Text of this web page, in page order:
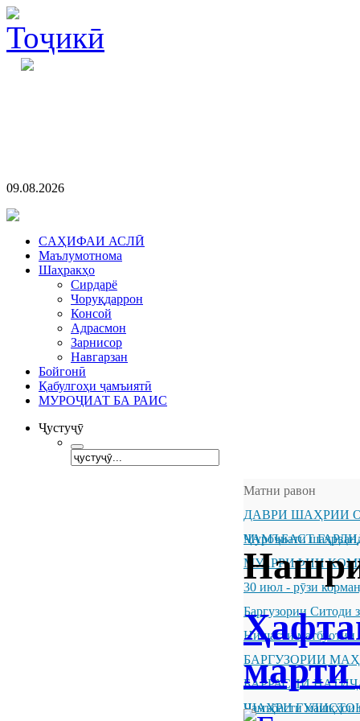
09.08.2026
CАҲИФАИ АСЛӢ
Маълумотнома
Шаҳракҳо
Сирдарё
Чоруқдаррон
Консой
Адрасмон
Зарнисор
Навгарзан
Бойгонӣ
Қабулгоҳи ҷамъиятӣ
МУРОҶИАТ БА РАИС
Ҷустуҷӯ
Матни равон
ДАВРИ ШАҲРИИ
ҶАМЪБАСТ
Муроҷиати
МУАРРИФИИ
30 июл - рӯзи
Баргузории Ситоди
Нишасти матбуотии
БАРГУЗОРИИ
БАРРАСИИ
ШАҲРИ
Ҷамъбасти машқҳои
марти